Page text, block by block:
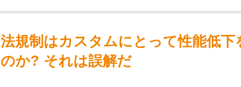
法規制はカスタムにとって性能低下
のか? それは誤解だ